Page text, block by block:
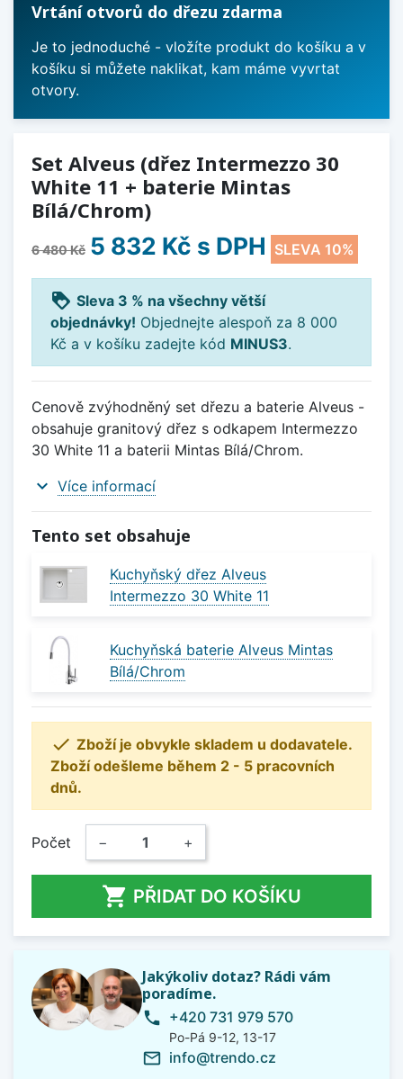
Vrtání otvorů do dřezu zdarma
Je to jednoduché - vložíte produkt do košíku a v
košíku si můžete naklikat, kam máme vyvrtat
otvory.
Set Alveus (dřez Intermezzo 30
White 11 + baterie Mintas
Bílá/Chrom)
6 480 Kč 5 832 Kč s DPH SLEVA 10%
loyalty Sleva 3 % na všechny větší
objednávky! Objednejte alespoň za 8 000
Kč a v košíku zadejte kód MINUS3.
Cenově zvýhodněný set dřezu a baterie Alveus -
obsahuje granitový dřez s odkapem Intermezzo
30 White 11 a baterii Mintas Bílá/Chrom.
expand_more Více informací
Tento set obsahuje
Kuchyňský dřez Alveus
Intermezzo 30 White 11
Kuchyňská baterie Alveus Mintas
Bílá/Chrom
 Zboží je obvykle skladem u dodavatele.
Zboží odešleme během 2 - 5 pracovních
dnů.
Počet − +
 PŘIDAT DO KOŠÍKU
Jakýkoliv dotaz? Rádi vám
poradíme.
phone +420 731 979 570
Po-Pá 9-12, 13-17
mail_outline info@trendo.cz